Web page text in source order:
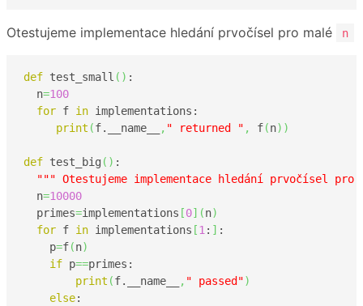
Otestujeme implementace hledání prvočísel pro malé n
def test_small ( ) :
  n
=100
for f in implementations:
print (f.__name__ , " returned " , f(n) )
def test_big ( ) :
""" Otestujeme implementace hledání prvočísel pro
  n
=10000
  primes
=implementations [0] (n)
for f in implementations [1 : ] :
    p
=f(n)
if p==primes:
print (f.__name__ , " passed")
else: